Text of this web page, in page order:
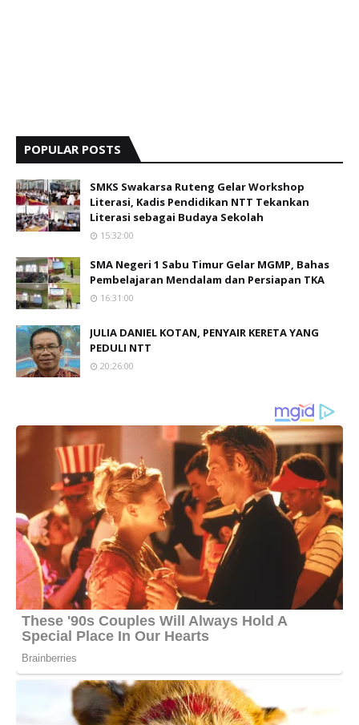
POPULAR POSTS
SMKS Swakarsa Ruteng Gelar Workshop
Literasi, Kadis Pendidikan NTT Tekankan
Literasi sebagai Budaya Sekolah
15:32:00
SMA Negeri 1 Sabu Timur Gelar MGMP, Bahas
Pembelajaran Mendalam dan Persiapan TKA
16:31:00
JULIA DANIEL KOTAN, PENYAIR KERETA YANG
PEDULI NTT
20:26:00